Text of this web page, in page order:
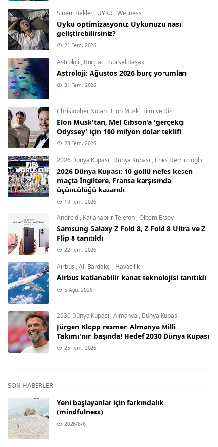
Sinem Bekler , UYKU ,Wellness
Uyku optimizasyonu: Uykunuzu nasıl
geliştirebilirsiniz?
21 Tem, 2026
Astroloji , Burçlar ,Gürsel Başak
Astroloji: Ağustos 2026 burç yorumları
31 Tem, 2026
Christopher Nolan , Elon Musk , Film ve Dizi
Elon Musk'tan, Mel Gibson'a 'gerçekçi
Odyssey' için 100 milyon dolar teklifi
23 Tem, 2026
2026 Dünya Kupası , Dünya Kupası , Enes Demircioğlu
2026 Dünya Kupası: 10 gollü nefes kesen
maçta İngiltere, Fransa karşısında
üçüncülüğü kazandı
19 Tem, 2026
Android , Katlanabilir Telefon ,Öktem Ersoy
Samsung Galaxy Z Fold 8, Z Fold 8 Ultra ve Z
Flip 8 tanıtıldı
22 Tem, 2026
Airbus ,Ali Bardakçı , Havacılık
Airbus katlanabilir kanat teknolojisi tanıtıldı
5 Ağu, 2026
2030 Dünya Kupası ,Almanya , Dünya Kupası
Jürgen Klopp resmen Almanya Milli
Takımı'nın başında! Hedef 2030 Dünya Kupası
25 Tem, 2026
SON HABERLER
Yeni başlayanlar için farkındalık
(mindfulness)
2026/8/6